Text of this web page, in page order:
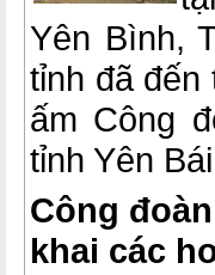
Yên Bình,
tỉnh đã đến
ấm Công
tỉnh Yên Bái
Công
khai các